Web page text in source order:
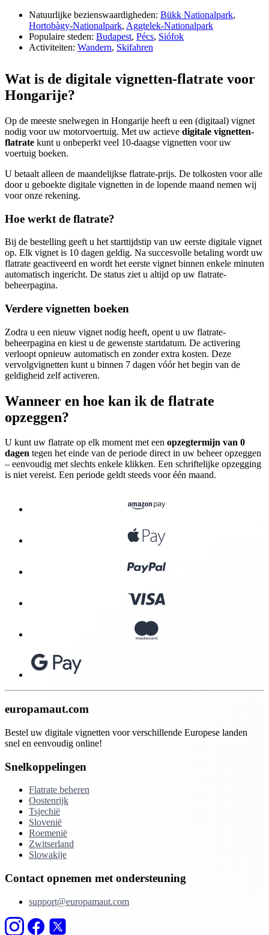
Natuurlijke bezienswaardigheden: Bükk Nationalpark,
Hortobàgy-Nationalpark, Aggtelek-Nationalpark
Populaire steden: Budapest, Pécs, Siófok
Activiteiten: Wandern, Skifahren
Wat is de digitale vignetten-flatrate voor
Hongarije?
Op de meeste snelwegen in Hongarije heeft u een (digitaal) vignet
nodig voor uw motorvoertuig. Met uw actieve digitale vignetten-
flatrate kunt u onbeperkt veel 10-daagse vignetten voor uw
voertuig boeken.
U betaalt alleen de maandelijkse flatrate-prijs. De tolkosten voor alle
door u geboekte digitale vignetten in de lopende maand nemen wij
voor onze rekening.
Hoe werkt de flatrate?
Bij de bestelling geeft u het starttijdstip van uw eerste digitale vignet
op. Elk vignet is 10 dagen geldig. Na succesvolle betaling wordt uw
flatrate geactiveerd en wordt het eerste vignet binnen enkele minuten
automatisch ingericht. De status ziet u altijd op uw flatrate-
beheerpagina.
Verdere vignetten boeken
Zodra u een nieuw vignet nodig heeft, opent u uw flatrate-
beheerpagina en kiest u de gewenste startdatum. De activering
verloopt opnieuw automatisch en zonder extra kosten. Deze
vervolgvignetten kunt u binnen 7 dagen vóór het begin van de
geldigheid zelf activeren.
Wanneer en hoe kan ik de flatrate
opzeggen?
U kunt uw flatrate op elk moment met een opzegtermijn van 0
dagen tegen het einde van de periode direct in uw beheer opzeggen
– eenvoudig met slechts enkele klikken. Een schriftelijke opzegging
is niet vereist. Een periode geldt steeds voor één maand.
europamaut.com
Bestel uw digitale vignetten voor verschillende Europese landen
snel en eenvoudig online!
Snelkoppelingen
Flatrate beheren
Oostenrijk
Tsjechië
Slovenië
Roemenië
Zwitserland
Slowakije
Contact opnemen met ondersteuning
support@europamaut.com